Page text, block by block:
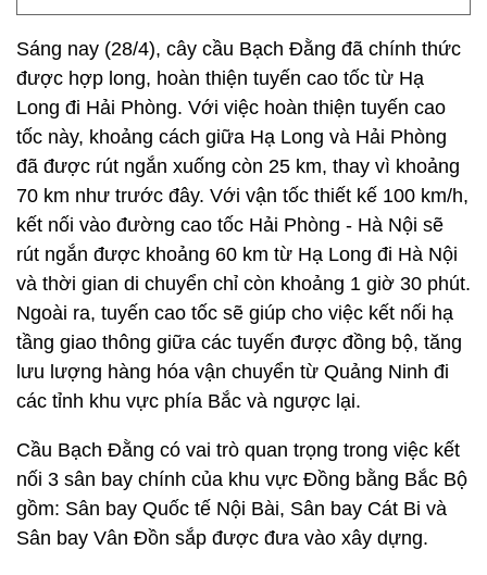
Sáng nay (28/4), cây cầu Bạch Đằng đã chính thức
được hợp long, hoàn thiện tuyến cao tốc từ Hạ
Long đi Hải Phòng. Với việc hoàn thiện tuyến cao
tốc này, khoảng cách giữa Hạ Long và Hải Phòng
đã được rút ngắn xuống còn 25 km, thay vì khoảng
70 km như trước đây. Với vận tốc thiết kế 100 km/h,
kết nối vào đường cao tốc Hải Phòng - Hà Nội sẽ
rút ngắn được khoảng 60 km từ Hạ Long đi Hà Nội
và thời gian di chuyển chỉ còn khoảng 1 giờ 30 phút.
Ngoài ra, tuyến cao tốc sẽ giúp cho việc kết nối hạ
tầng giao thông giữa các tuyến được đồng bộ, tăng
lưu lượng hàng hóa vận chuyển từ Quảng Ninh đi
các tỉnh khu vực phía Bắc và ngược lại.
Cầu Bạch Đằng có vai trò quan trọng trong việc kết
nối 3 sân bay chính của khu vực Đồng bằng Bắc Bộ
gồm: Sân bay Quốc tế Nội Bài, Sân bay Cát Bi và
Sân bay Vân Đồn sắp được đưa vào xây dựng.